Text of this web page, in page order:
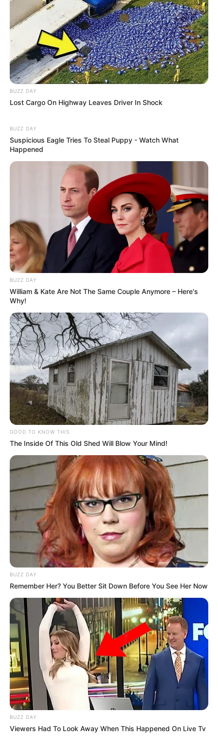
(foto: instagram/rezadarmawangsa)
2. Salah satu keahliannya sebagai nusisi
(foto: instagram/rezadarmawangsa)
3. Reza mendapat sebutan sebagai Jungkoot (BTS) asal
Indonesia
(foto: instagram/rezadarmawangsa)
4. Walau masih sangat muda, namun sebagai penyanyi, telah
memperoleh prestasi luar biasa
BUZZ DAY
Lost Cargo On Highway Leaves Driver In Shock
BUZZ DAY
Suspicious Eagle Tries To Steal Puppy - Watch What
Happened
BUZZ DAY
William & Kate Are Not The Same Couple Anymore – Here's
Why!
GOOD TO KNOW THIS
The Inside Of This Old Shed Will Blow Your Mind!
BUZZ DAY
Remember Her? You Better Sit Down Before You See Her Now
BUZZ DAY
Viewers Had To Look Away When This Happened On Live Tv